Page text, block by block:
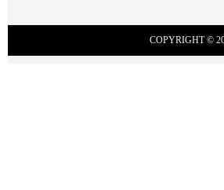
COPYRIGHT ©